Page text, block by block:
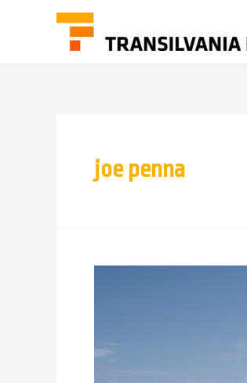
joe penna